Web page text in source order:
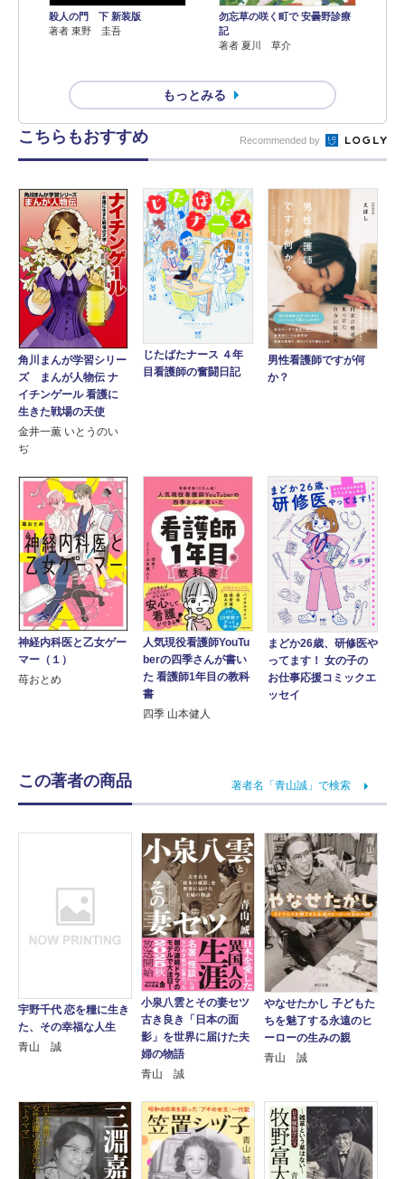
殺人の門 下 新装版
著者 東野 圭吾
勿忘草の咲く町で 安曇野診療
記
著者 夏川 草介
もっとみる
こちらもおすすめ Recommended by
角川まんが学習シリー
ズ まんが人物伝 ナ
イチンゲール 看護に
生きた戦場の天使
金井一薫 いとうのい
ぢ
じたばたナース ４年
目看護師の奮闘日記
男性看護師ですが何
か？
神経内科医と乙女ゲー
マー（１）
苺おとめ
人気現役看護師YouTu
berの四季さんが書い
た 看護師1年目の教科
書
四季 山本健人
まどか26歳、研修医や
ってます！ 女の子の
お仕事応援コミックエ
ッセイ
この著者の商品 著者名「青山誠」で検索
宇野千代 恋を糧に生き
た、その幸福な人生
青山 誠
小泉八雲とその妻セツ
古き良き「日本の面
影」を世界に届けた夫
婦の物語
青山 誠
やなせたかし 子どもた
ちを魅了する永遠のヒ
ーローの生みの親
青山 誠